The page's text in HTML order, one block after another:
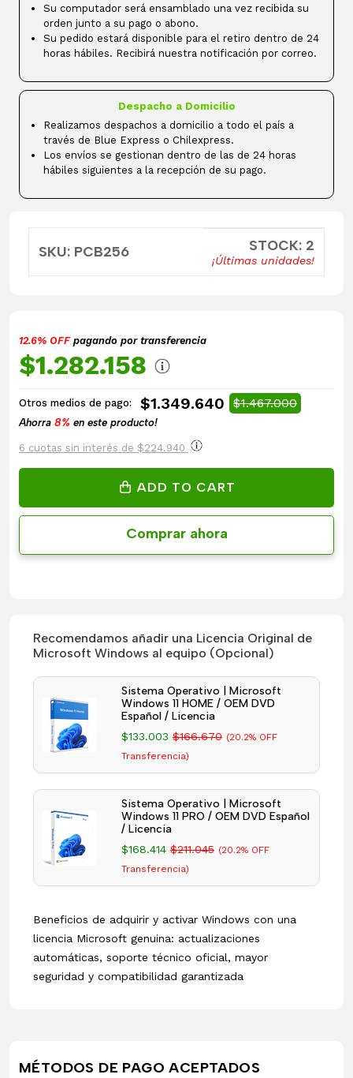
Su computador será ensamblado una vez recibida su
orden junto a su pago o abono.
Su pedido estará disponible para el retiro dentro de 24
horas hábiles. Recibirá nuestra notificación por correo.
Despacho a Domicilio
Realizamos despachos a domicilio a todo el país a
través de Blue Express o Chilexpress.
Los envíos se gestionan dentro de las de 24 horas
hábiles siguientes a la recepción de su pago.
SKU: PCB256 STOCK: 2
¡Últimas unidades!
12.6% OFFpagando por transferencia
$1.282.158
Otros medios de pago: $1.349.640 $1.467.000
Ahorra 8% en este producto!
6 cuotas sin interés de $224.940
ADD TO CART
Comprar ahora
Recomendamos añadir una Licencia Original de
Microsoft Windows al equipo (Opcional)
Sistema Operativo | Microsoft
Windows 11 HOME / OEM DVD
Español / Licencia
$133.003 $166.670 (20.2% OFF
Transferencia)
Sistema Operativo | Microsoft
Windows 11 PRO / OEM DVD Español
/ Licencia
$168.414 $211.045 (20.2% OFF
Transferencia)
Beneficios de adquirir y activar Windows con una
licencia Microsoft genuina: actualizaciones
automáticas, soporte técnico oficial, mayor
seguridad y compatibilidad garantizada
MÉTODOS DE PAGO ACEPTADOS